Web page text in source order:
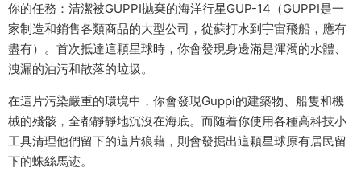
你的任務：清潔被GUPPI抛棄的海洋行星GUP-14（GUPPI是一
家制造和銷售各類商品的大型公司，從蘇打水到宇宙飛船，應有
盡有）。首次抵達這顆星球時，你會發現身邊滿是渾濁的水體、
洩漏的油污和散落的垃圾。
在這片污染嚴重的環境中，你會發現Guppi的建築物、船隻和機
械的殘骸，全都靜靜地沉沒在海底。而随着你使用各種高科技小
工具清理他們留下的這片狼藉，則會發掘出這顆星球原有居民留
下的蛛絲馬迹。